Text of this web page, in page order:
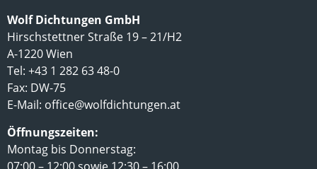
Wolf Dichtungen GmbH
Hirschstettner Straße 19 – 21/H2
A-1220 Wien
Tel: +43 1 282 63 48-0
Fax: DW-75
E-Mail: office@wolfdichtungen.at
Öffnungszeiten:
Montag bis Donnerstag:
07:00 – 12:00 sowie 12:30 – 16:00